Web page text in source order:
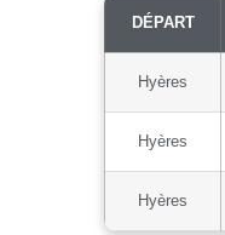
DÉPART
Hyères
Hyères
Hyères